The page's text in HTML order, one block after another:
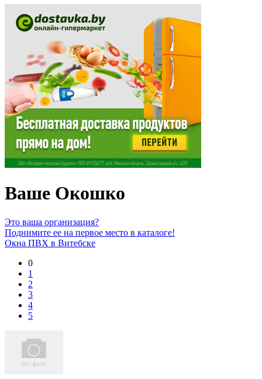
Ваше Окошко
Это ваша организация?
Поднимите ее на первое место в каталоге!
Окна ПВХ в Витебске
0
1
2
3
4
5